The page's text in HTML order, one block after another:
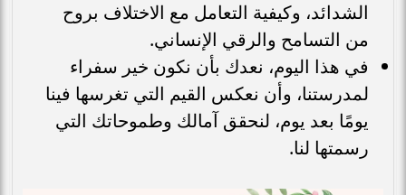
الشدائد، وكيفية التعامل مع الاختلاف بروح
من التسامح والرقي الإنساني.
في هذا اليوم، نعدك بأن نكون خير سفراء
لمدرستنا، وأن نعكس القيم التي تغرسها فينا
يومًا بعد يوم، لنحقق آمالك وطموحاتك التي
رسمتها لنا.